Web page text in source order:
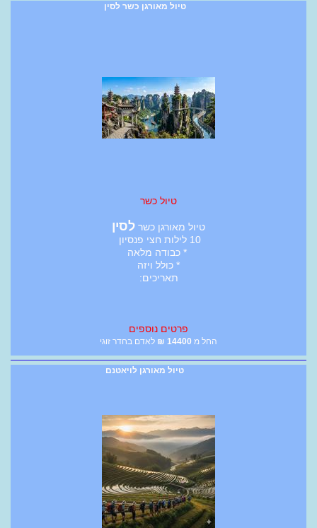
טיול מאורגן כשר לסין
טיול כשר
טיול מאורגן כשר לסין
10 לילות חצי פנסיון
* כבודה מלאה
* כולל ויזה
תאריכים:
פרטים נוספים
החל מ 14400
₪ לאדם בחדר זוגי
טיול מאורגן לויאטנם